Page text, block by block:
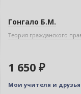
Гонгало Б.М.
Теория гражданского
1 650 ₽
Мои учителя и